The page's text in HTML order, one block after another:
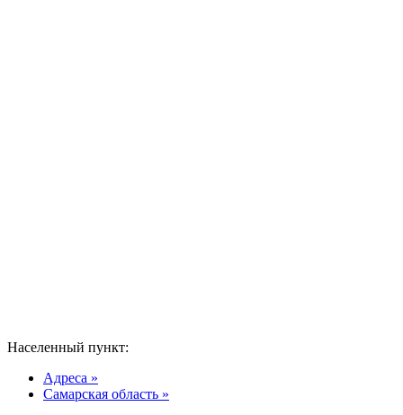
Населенный пункт:
Адреса »
Самарская область »